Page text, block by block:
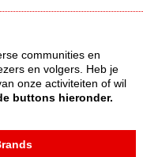
communities en
en volgers. Heb je
onze activiteiten of wil
buttons hieronder.